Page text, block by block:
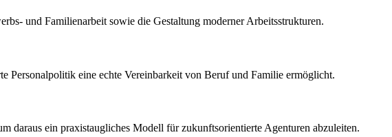
und Familienarbeit sowie die Gestaltung moderner Arbeitsstrukturen.
Personalpolitik eine echte Vereinbarkeit von Beruf und Familie ermöglicht.
daraus ein praxistaugliches Modell für zukunftsorientierte Agenturen abzuleiten.